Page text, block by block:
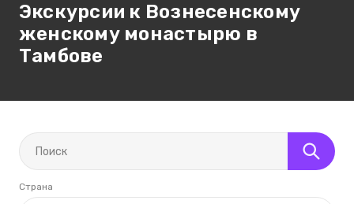
Экскурсии к Вознесенскому
женскому монастырю в
Тамбове
Страна